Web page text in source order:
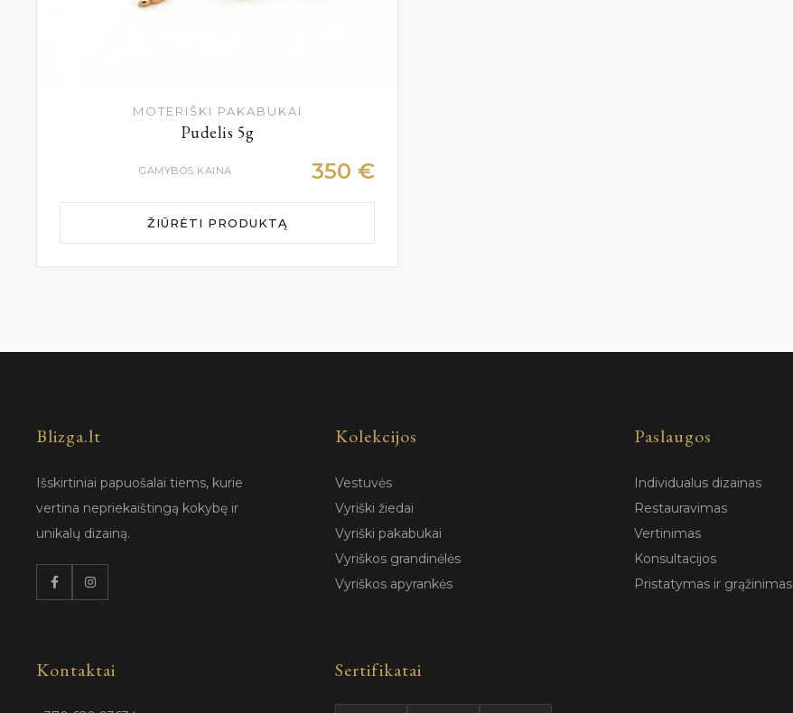
MOTERIŠKI PAKABUKAI
Pudelis 5g
GAMYBOS KAINA 350€
ŽIŪRĖTI PRODUKTĄ
Blizga.lt
Išskirtiniai papuošalai tiems, kurie
vertina nepriekaištingą kokybę ir
unikalų dizainą.
Kolekcijos
Vestuvės
Vyriški žiedai
Vyriški pakabukai
Vyriškos grandinėlės
Vyriškos apyrankės
Paslaugos
Individualus dizainas
Restauravimas
Vertinimas
Konsultacijos
Pristatymas ir grąžinimas
Kontaktai Sertifikatai